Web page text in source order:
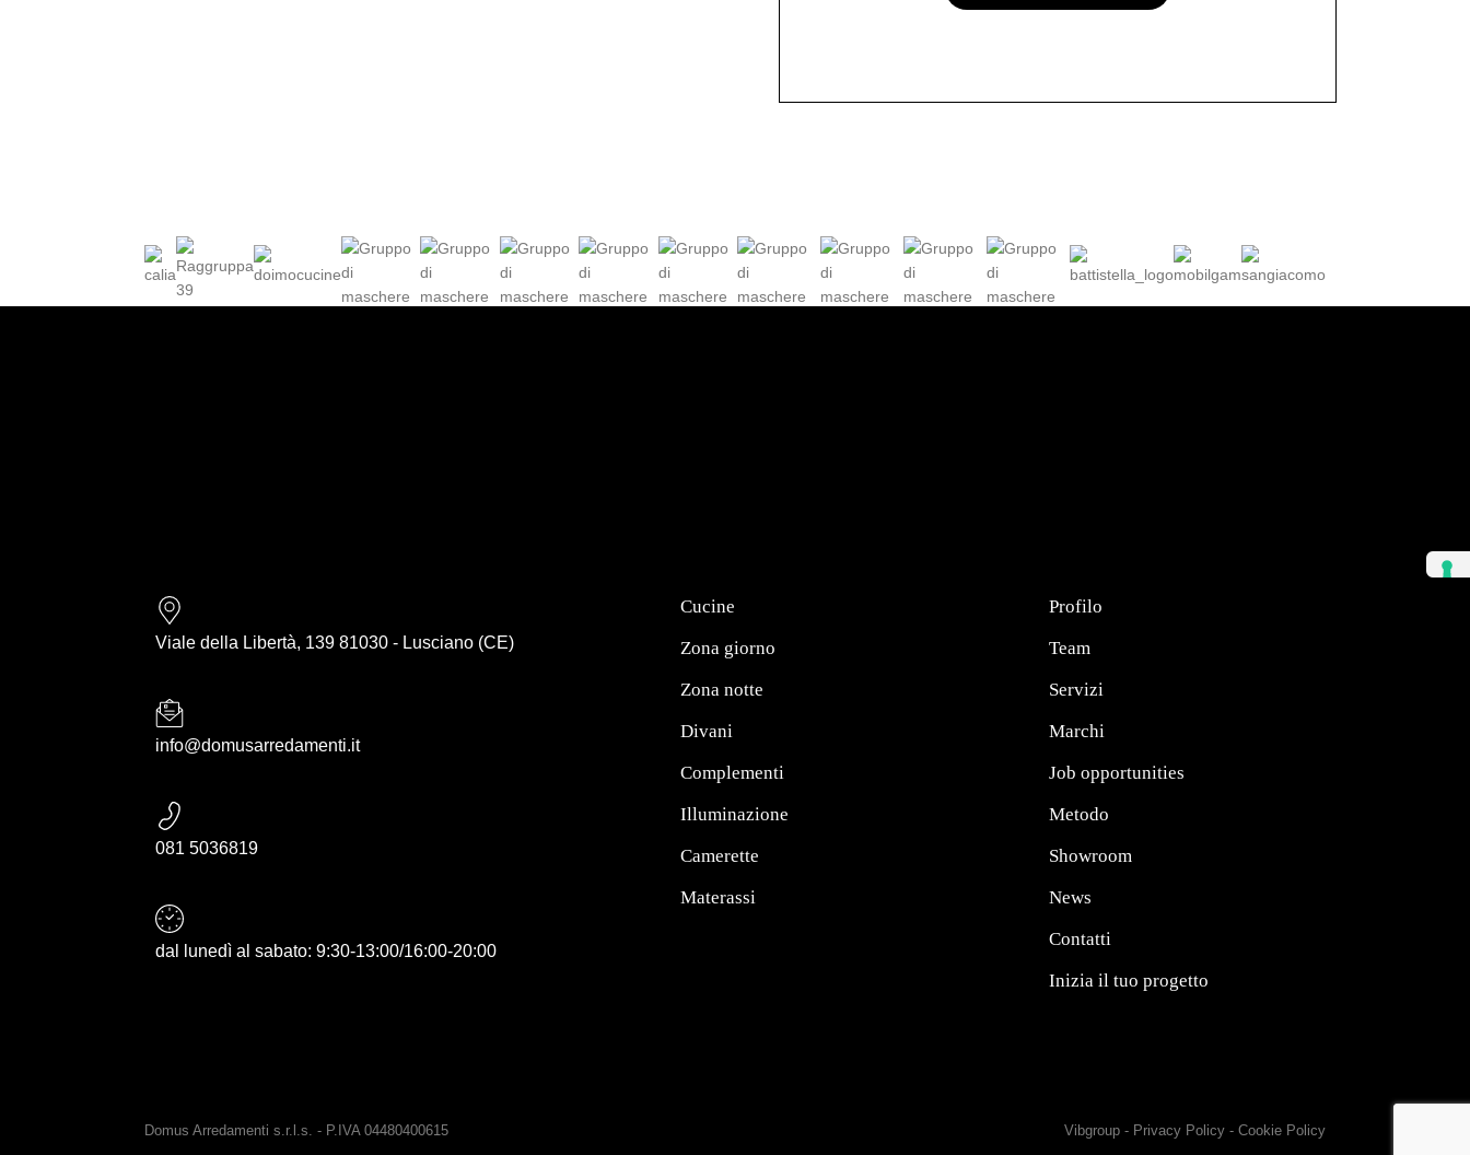
Viale della Libertà, 139 81030 - Lusciano (CE)
info@domusarredamenti.it
081 5036819
dal lunedì al sabato: 9:30-13:00/16:00-20:00
Cucine
Zona giorno
Zona notte
Divani
Complementi
Illuminazione
Camerette
Materassi
Profilo
Team
Servizi
Marchi
Job opportunities
Metodo
Showroom
News
Contatti
Inizia il tuo progetto
Domus Arredamenti s.r.l.s. - P.IVA 04480400615 Vibgroup - Privacy Policy - Cookie Policy